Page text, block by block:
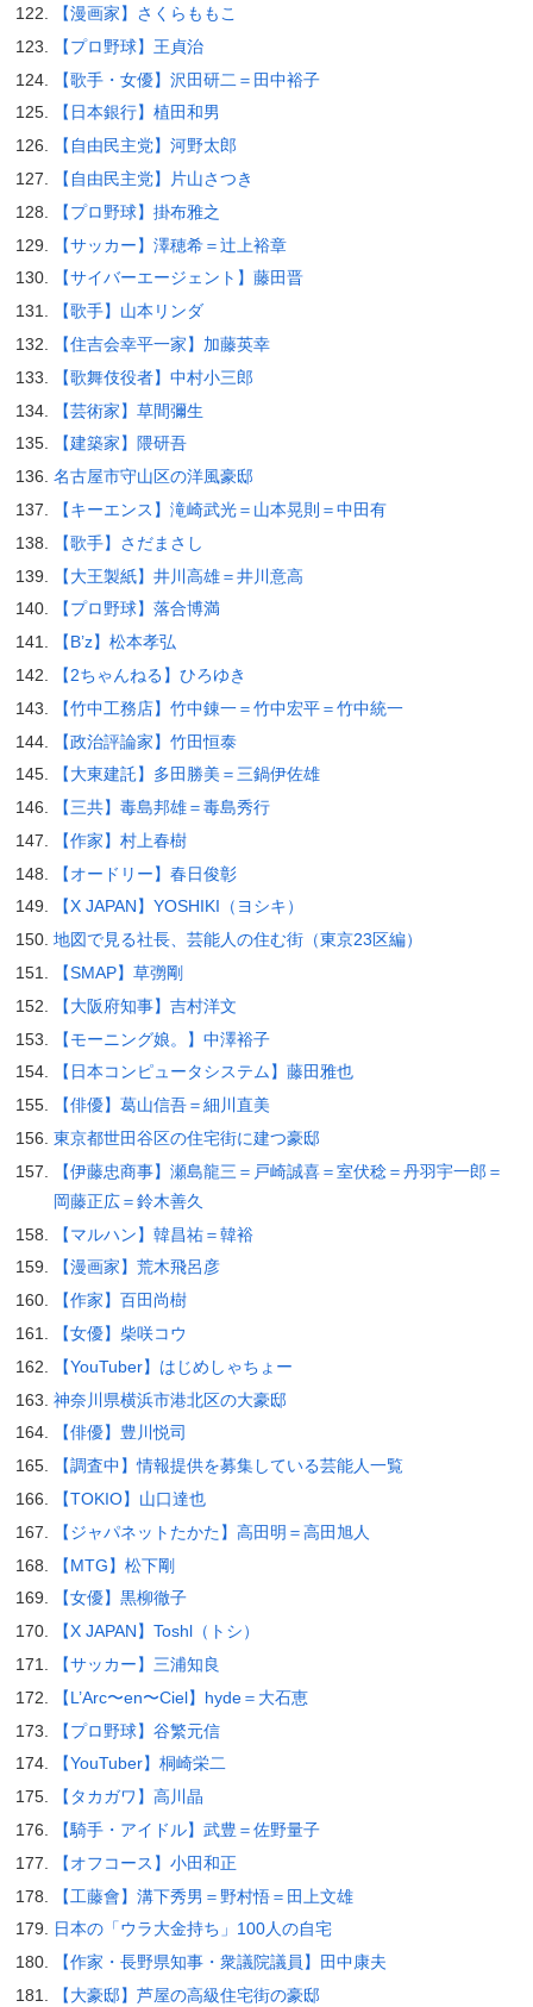
【漫画家】さくらももこ
【プロ野球】王貞治
【歌手・女優】沢田研二＝田中裕子
【日本銀行】植田和男
【自由民主党】河野太郎
【自由民主党】片山さつき
【プロ野球】掛布雅之
【サッカー】澤穂希＝辻上裕章
【サイバーエージェント】藤田晋
【歌手】山本リンダ
【住吉会幸平一家】加藤英幸
【歌舞伎役者】中村小三郎
【芸術家】草間彌生
【建築家】隈研吾
名古屋市守山区の洋風豪邸
【キーエンス】滝崎武光＝山本晃則＝中田有
【歌手】さだまさし
【大王製紙】井川高雄＝井川意高
【プロ野球】落合博満
【B’z】松本孝弘
【2ちゃんねる】ひろゆき
【竹中工務店】竹中錬一＝竹中宏平＝竹中統一
【政治評論家】竹田恒泰
【大東建託】多田勝美＝三鍋伊佐雄
【三共】毒島邦雄＝毒島秀行
【作家】村上春樹
【オードリー】春日俊彰
【X JAPAN】YOSHIKI（ヨシキ）
地図で見る社長、芸能人の住む街（東京23区編）
【SMAP】草彅剛
【大阪府知事】吉村洋文
【モーニング娘。】中澤裕子
【日本コンピュータシステム】藤田雅也
【俳優】葛山信吾＝細川直美
東京都世田谷区の住宅街に建つ豪邸
【伊藤忠商事】瀬島龍三＝戸崎誠喜＝室伏稔＝丹羽宇一郎＝
岡藤正広＝鈴木善久
【マルハン】韓昌祐＝韓裕
【漫画家】荒木飛呂彦
【作家】百田尚樹
【女優】柴咲コウ
【YouTuber】はじめしゃちょー
神奈川県横浜市港北区の大豪邸
【俳優】豊川悦司
【調査中】情報提供を募集している芸能人一覧
【TOKIO】山口達也
【ジャパネットたかた】高田明＝高田旭人
【MTG】松下剛
【女優】黒柳徹子
【X JAPAN】Toshl（トシ）
【サッカー】三浦知良
【L’Arc〜en〜Ciel】hyde＝大石恵
【プロ野球】谷繁元信
【YouTuber】桐崎栄二
【タカガワ】高川晶
【騎手・アイドル】武豊＝佐野量子
【オフコース】小田和正
【工藤會】溝下秀男＝野村悟＝田上文雄
日本の「ウラ大金持ち」100人の自宅
【作家・長野県知事・衆議院議員】田中康夫
【大豪邸】芦屋の高級住宅街の豪邸